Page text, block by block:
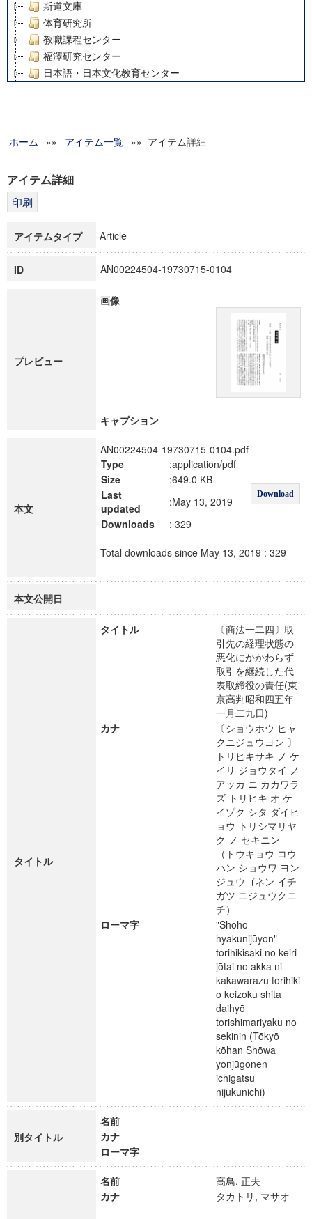
斯道文庫
体育研究所
教職課程センター
福澤研究センター
日本語・日本文化教育センター
グローバルリサーチインスティテュート
科学研究費補助金研究成果報告書
博士課程教育リーディングプログラム「超成熟社会発展のサ
ホーム »» アイテム一覧 »» アイテム詳細
アイテム詳細
アイテムタイプ Article
ID AN00224504-19730715-0104
プレビュー
画像
キャプション
本文
AN00224504-19730715-0104.pdf
Type
:application/pdf
Download
Size
:649.0 KB
Last
updated
:May 13, 2019
Downloads
: 329
Total downloads since May 13, 2019 : 329
本文公開日
タイトル
タイトル
〔商法一二四〕取
引先の経理状態の
悪化にかかわらず
取引を継続した代
表取締役の責任(東
京高判昭和四五年
一月二九日)
カナ
〔ショウホウ ヒャ
クニジュウヨン 〕
トリヒキサキ ノ ケ
イリ ジョウタイ ノ
アッカ ニ カカワラ
ズ トリヒキ オ ケ
イゾク シタ ダイヒ
ョウ トリシマリヤ
ク ノ セキニン
（トウキョウ コウ
ハン ショウワ ヨン
ジュウゴネン イチ
ガツ ニジュウクニ
チ）
ローマ字
"Shōhō
hyakunijūyon"
torihikisaki no keiri
jōtai no akka ni
kakawarazu torihiki
o keizoku shita
daihyō
torishimariyaku no
sekinin (Tōkyō
kōhan Shōwa
yonjūgonen
ichigatsu
nijūkunichi)
別タイトル
名前
カナ
ローマ字
名前
高鳥, 正夫
カナ
タカトリ, マサオ